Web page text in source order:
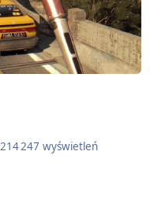
214 247 wyświetleń